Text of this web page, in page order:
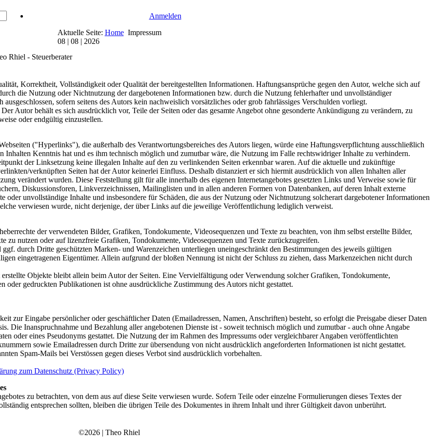
Anmelden
Aktuelle Seite: Home Impressum
08 | 08 | 2026
Rhiel - Steuerberater
Korrektheit, Vollständigkeit oder Qualität der bereitgestellten Informationen. Haftungsansprüche gegen den Autor, welche sich auf
die Nutzung oder Nichtnutzung der dargebotenen Informationen bzw. durch die Nutzung fehlerhafter und unvollständiger
sofern seitens des Autors kein nachweislich vorsätzliches oder grob fahrlässiges Verschulden vorliegt.
Autor behält es sich ausdrücklich vor, Teile der Seiten oder das gesamte Angebot ohne gesonderte Ankündigung zu verändern, zu
oder endgültig einzustellen.
("Hyperlinks"), die außerhalb des Verantwortungsbereiches des Autors liegen, würde eine Haftungsverpflichtung ausschließlich
Kenntnis hat und es ihm technisch möglich und zumutbar wäre, die Nutzung im Falle rechtswidriger Inhalte zu verhindern.
der Linksetzung keine illegalen Inhalte auf den zu verlinkenden Seiten erkennbar waren. Auf die aktuelle und zukünftige
verknüpften Seiten hat der Autor keinerlei Einfluss. Deshalb distanziert er sich hiermit ausdrücklich von allen Inhalten aller
verändert wurden. Diese Feststellung gilt für alle innerhalb des eigenen Internetangebotes gesetzten Links und Verweise sowie für
Diskussionsforen, Linkverzeichnissen, Mailinglisten und in allen anderen Formen von Datenbanken, auf deren Inhalt externe
unvollständige Inhalte und insbesondere für Schäden, die aus der Nutzung oder Nichtnutzung solcherart dargebotener Informationen
verwiesen wurde, nicht derjenige, der über Links auf die jeweilige Veröffentlichung lediglich verweist.
der verwendeten Bilder, Grafiken, Tondokumente, Videosequenzen und Texte zu beachten, von ihm selbst erstellte Bilder,
zu nutzen oder auf lizenzfreie Grafiken, Tondokumente, Videosequenzen und Texte zurückzugreifen.
durch Dritte geschützten Marken- und Warenzeichen unterliegen uneingeschränkt den Bestimmungen des jeweils gültigen
eingetragenen Eigentümer. Allein aufgrund der bloßen Nennung ist nicht der Schluss zu ziehen, dass Markenzeichen nicht durch
Objekte bleibt allein beim Autor der Seiten. Eine Vervielfältigung oder Verwendung solcher Grafiken, Tondokumente,
oder gedruckten Publikationen ist ohne ausdrückliche Zustimmung des Autors nicht gestattet.
zur Eingabe persönlicher oder geschäftlicher Daten (Emailadressen, Namen, Anschriften) besteht, so erfolgt die Preisgabe dieser Daten
Die Inanspruchnahme und Bezahlung aller angebotenen Dienste ist - soweit technisch möglich und zumutbar - auch ohne Angabe
oder eines Pseudonyms gestattet. Die Nutzung der im Rahmen des Impressums oder vergleichbarer Angaben veröffentlichten
sowie Emailadressen durch Dritte zur übersendung von nicht ausdrücklich angeforderten Informationen ist nicht gestattet.
Spam-Mails bei Verstössen gegen dieses Verbot sind ausdrücklich vorbehalten.
zum Datenschutz (Privacy Policy)
zu betrachten, von dem aus auf diese Seite verwiesen wurde. Sofern Teile oder einzelne Formulierungen dieses Textes der
entsprechen sollten, bleiben die übrigen Teile des Dokumentes in ihrem Inhalt und ihrer Gültigkeit davon unberührt.
©2026 | Theo Rhiel